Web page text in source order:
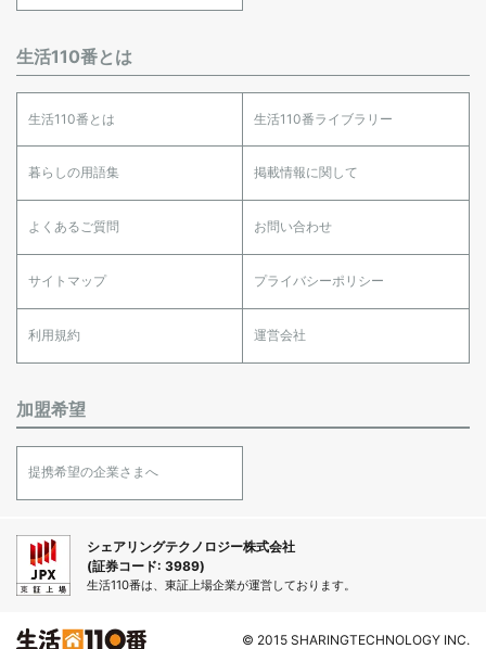
生活110番とは
生活110番とは 生活110番ライブラリー
暮らしの用語集 掲載情報に関して
よくあるご質問 お問い合わせ
サイトマップ プライバシーポリシー
利用規約 運営会社
加盟希望
提携希望の企業さまへ
シェアリングテクノロジー株式会社
(証券コード: 3989)
生活110番は、東証上場企業が運営しております。
© 2015 SHARINGTECHNOLOGY INC.